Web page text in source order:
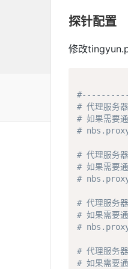
探针配置
修改
# 代理服务
# 如果需要
#
# 代理服务
# 如果需要
#
# 代理服务
# 如果需要
#
# 代理服务
# 如果需要